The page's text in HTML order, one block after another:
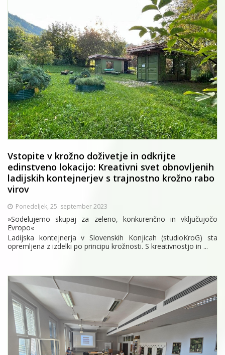
Vstopite v krožno doživetje in odkrijte
edinstveno lokacijo: Kreativni svet obnovljenih
ladijskih kontejnerjev s trajnostno krožno rabo
virov
Ponedeljek, 25. september 2023
»Sodelujemo skupaj za zeleno, konkurenčno in vključujočo
Evropo«
Ladijska kontejnerja v Slovenskih Konjicah (studioKroG) sta
opremljena z izdelki po principu krožnosti. S kreativnostjo in ...